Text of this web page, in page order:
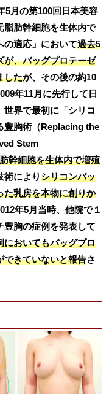
5月の第100回日本美容
脂肪幹細胞を生体内で
の適応」において過去5
が、バッグプロテーゼ
したが、その後の約10
年11月に先行して日
界で最初に「シリコ
豊胸術（Replacing the
Stem
幹細胞を生体内で増殖
術によりシリコンバッ
た乳房を本物に創りか
年5月当時、他院で１
豊胸の症例を発表して
においてもバッグプロ
できていないと報告さ